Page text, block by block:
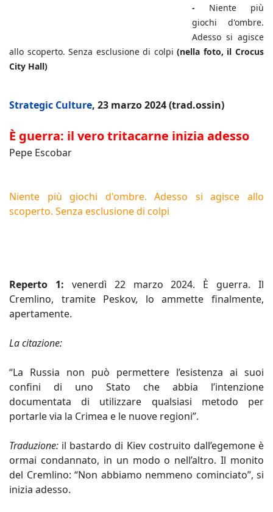
- Niente più
giochi d'ombre.
Adesso si agisce
allo scoperto. Senza esclusione di colpi(nella foto, il Crocus
City Hall)
Strategic Culture, 23 marzo 2024 (trad.ossin)
È guerra: il vero tritacarne inizia adesso
Pepe Escobar
Niente più giochi d'ombre. Adesso si agisce allo
scoperto. Senza esclusione di colpi
Reperto 1: venerdì 22 marzo 2024. È guerra. Il
Cremlino, tramite Peskov, lo ammette finalmente,
apertamente.
La citazione:
“La Russia non può permettere l’esistenza ai suoi
confini di uno Stato che abbia l’intenzione
documentata di utilizzare qualsiasi metodo per
portarle via la Crimea e le nuove regioni”.
Traduzione: il bastardo di Kiev costruito dall’egemone è
ormai condannato, in un modo o nell’altro. Il monito
del Cremlino: “Non abbiamo nemmeno cominciato”, si
inizia adesso.